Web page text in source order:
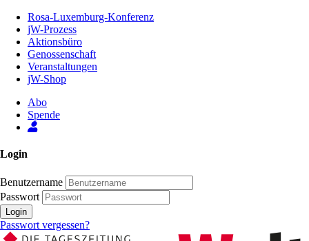
Inhalt
Seite
Rosa-Luxemburg-Konferenz
jW-Prozess
Aktionsbüro
Genossenschaft
Veranstaltungen
jW-Shop
Abo
Spende
Login
Benutzername
Passwort
Login
Passwort vergessen?